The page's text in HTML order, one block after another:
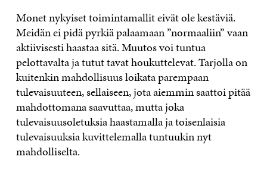
Monet nykyiset toimintamallit eivät ole kestäviä.
Meidän ei pidä pyrkiä palaamaan ”normaaliin” vaan
aktiivisesti haastaa sitä. Muutos voi tuntua
pelottavalta ja tutut tavat houkuttelevat. Tarjolla on
kuitenkin mahdollisuus loikata parempaan
tulevaisuuteen, sellaiseen, jota aiemmin saattoi pitää
mahdottomana saavuttaa, mutta joka
tulevaisuusoletuksia haastamalla ja toisenlaisia
tulevaisuuksia kuvittelemalla tuntuukin nyt
mahdolliselta.